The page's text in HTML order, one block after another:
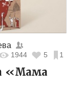
1944 5 1
«Мама